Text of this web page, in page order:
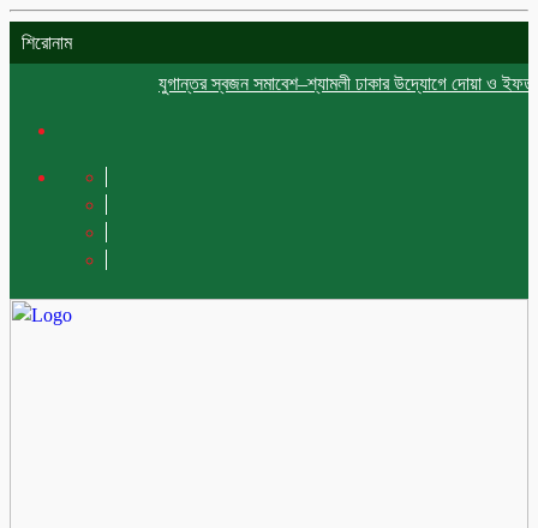
শিরোনাম
যুগান্তর স্বজন সমাবেশ–শ্যামলী ঢাকার উদ্যোগে দোয়া ও ইফতার